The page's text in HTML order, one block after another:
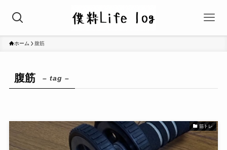
ホーム 腹筋
腹筋 – tag –
筋トレ